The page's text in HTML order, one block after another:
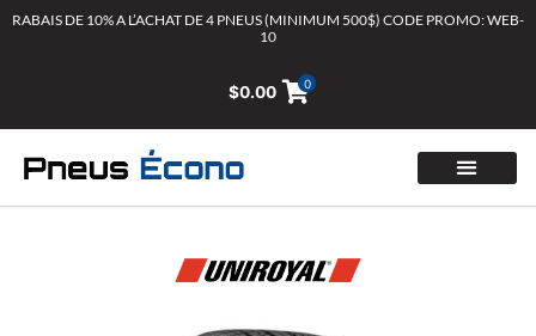
AllerRABAIS DE 10% A L’ACHAT DE 4 PNEUS (MINIMUM 500$) CODE PROMO: WEB-
10
$0.00 0